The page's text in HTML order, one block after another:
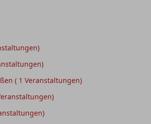
( 1 Veranstaltungen)